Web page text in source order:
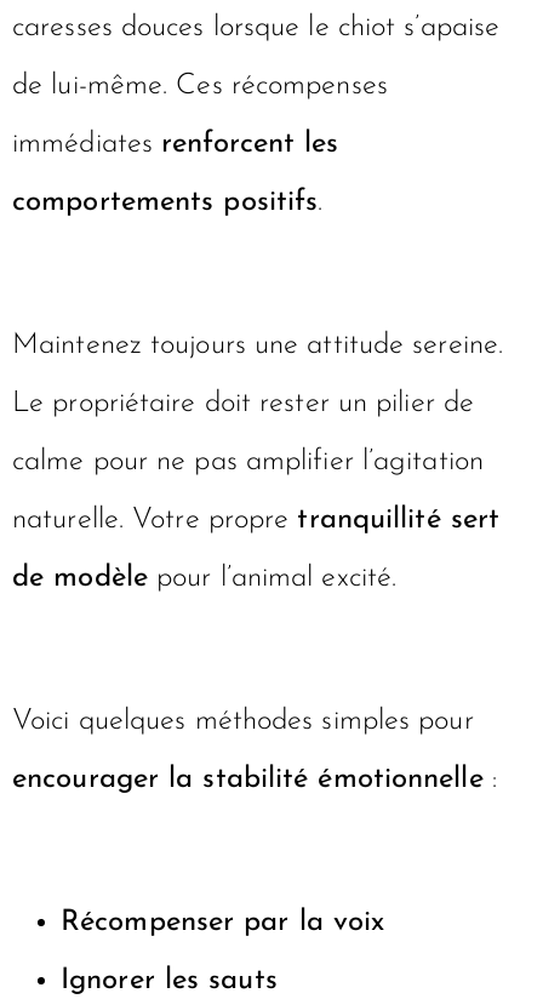
caresses douces lorsque le chiot s’apaise
de lui-même. Ces récompenses
immédiates renforcent les
comportements positifs.
Maintenez toujours une attitude sereine.
Le propriétaire doit rester un pilier de
calme pour ne pas amplifier l’agitation
naturelle. Votre propre tranquillité sert
de modèlepour l’animal excité.
Voici quelques méthodes simples pour
encourager la stabilité émotionnelle:
Récompenser par la voix
Ignorer les sauts